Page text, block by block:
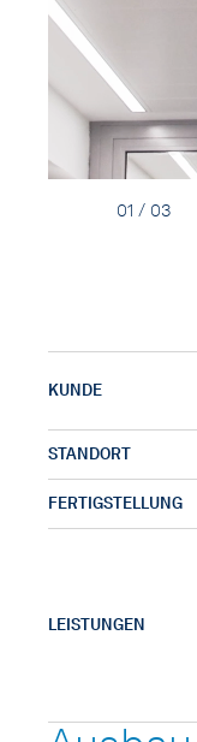
KONTAKT
01 / 03
KUNDE
STANDORT
FERTIGSTELLUNG
LEISTUNGEN